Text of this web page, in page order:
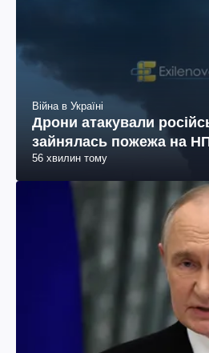
Війна в Україні
Дрони атакували
зайнялась пожежа на
56 хвилин тому